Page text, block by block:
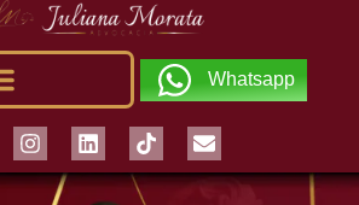
Whatsapp